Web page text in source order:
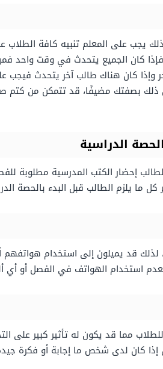
يجب على المعلم تنبيه كافة
فإذا كان الجميع يتحدث في وقت واحد
كان هناك طالب آخر يتحدث فيجب
بصفتك مضيفًا، قد تتمكن من
الدراسية
إحضار الكتب المدرسية مطلوبة
ما يلزم الطالب قبل البدء بالحصة
لذلك قد يميلون إلى استخدام هواتفهم
استخدام الهواتف في الفصل أو
مما قد يكون له تأثير كبير على
إذا كان لدى شخص ما إجابة أو فكرة